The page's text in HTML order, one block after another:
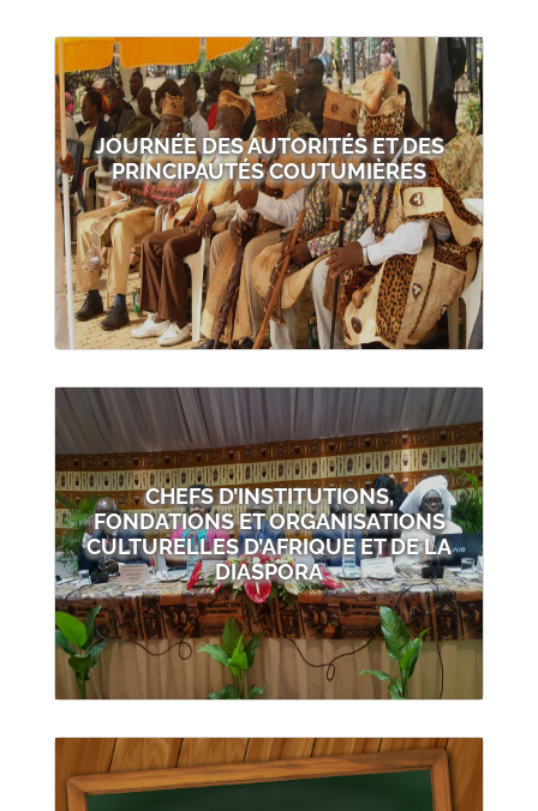
JOURNÉE DES AUTORITÉS ET DES
PRINCIPAUTÉS COUTUMIÈRES
CHEFS D’INSTITUTIONS,
FONDATIONS ET ORGANISATIONS
CULTURELLES D’AFRIQUE ET DE LA
DIASPORA